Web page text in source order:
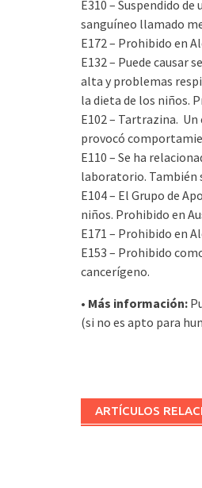
E310 – Suspendido
sanguíneo llamado
E172 – Prohibido en
E132 – Puede causar
alta y problemas
la dieta de los niños.
E102 – Tartrazina.
provocó
E110 – Se ha
laboratorio. También
E104 – El Grupo de
niños. Prohibido en
E171 – Prohibido en
E153 – Prohibido
cancerígeno.
• Más información:
(si no es apto para
ARTÍCULOS